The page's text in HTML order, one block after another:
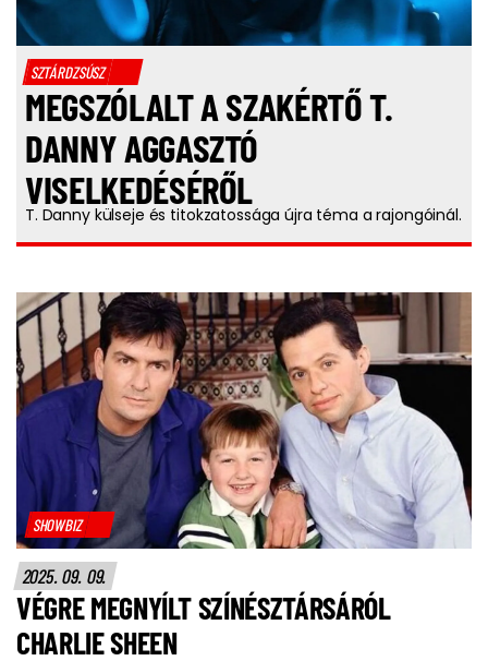
SZTÁRDZSÚSZ
MEGSZÓLALT A SZAKÉRTŐ T.
DANNY AGGASZTÓ
VISELKEDÉSÉRŐL
T. Danny külseje és titokzatossága újra téma a rajongóinál.
SHOWBIZ
2025. 09. 09.
VÉGRE MEGNYÍLT SZÍNÉSZTÁRSÁRÓL
CHARLIE SHEEN